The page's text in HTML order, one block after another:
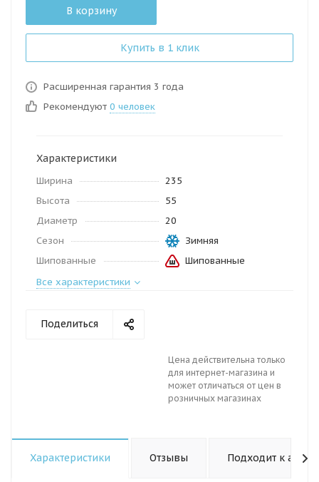
В корзину
Купить в 1 клик
Расширенная гарантия 3 года
Рекомендуют 0 человек
Характеристики
Ширина
235
Высота
55
Диаметр
20
Сезон
Зимняя
Шипованные
Шипованные
Все характеристики
Поделиться
Цена действительна только
для интернет-магазина и
может отличаться от цен в
розничных магазинах
Характеристики Отзывы Подходит к авто